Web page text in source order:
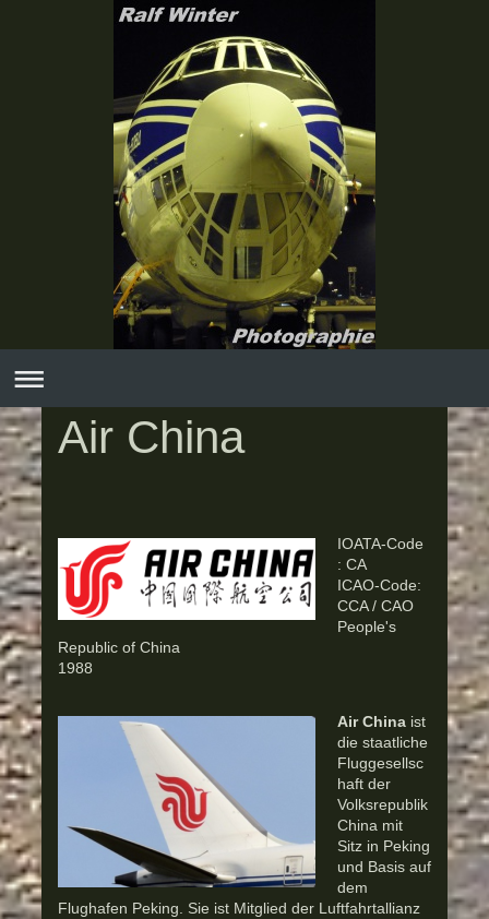
Air China
IOATA-Code
: CA
ICAO-Code:
CCA / CAO
People's
Republic of China
1988
Air China ist
die staatliche
Fluggesellsc
haft der
Volksrepublik
China mit
Sitz in Peking
und Basis auf
dem
Flughafen Peking. Sie ist Mitglied der Luftfahrtallianz